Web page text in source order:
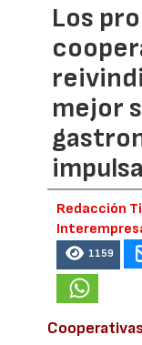
Los
mejor
Redacción
1159